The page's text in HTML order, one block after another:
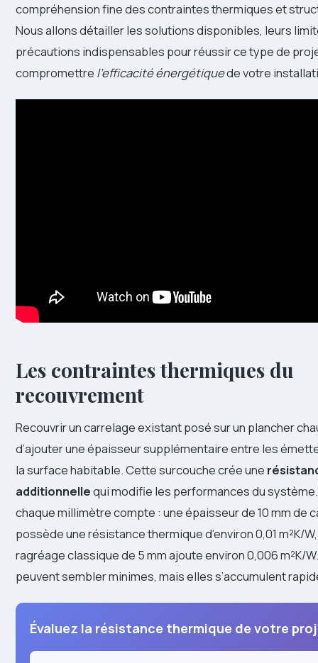
compréhension fine des contraintes thermiques et
Nous allons détailler les solutions disponibles, leurs
précautions indispensables pour réussir ce type de
compromettre l’efficacité énergétiquede votre
Les contraintes thermiques du
recouvrement
Recouvrir un carrelage existant posé sur un plancher
d’ajouter une épaisseur supplémentaire entre les
la surface habitable. Cette surcouche crée une
additionnellequi modifie les performances du
chaque millimètre compte : une épaisseur de 10 mm de
possède une résistance thermique d’environ 0,01 m²K/
ragréage classique de 5 mm ajoute environ 0,006 m²K/
peuvent sembler minimes, mais elles s’accumulent
Évaluez la résistance thermique de votre